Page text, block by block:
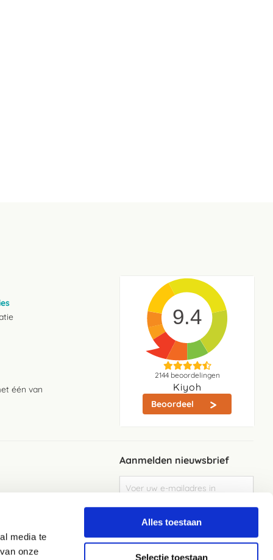
media te
onze
Alles toestaan
Selectie toestaan
één van
9.4
2144beoordelingen
Kiyoh
Beoordeel
Aanmelden nieuwsbrief
u
op
Elke week de beste acties en het laaste